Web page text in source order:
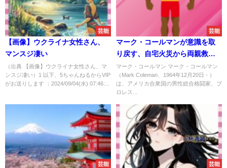
芸能
【画像】ウクライナ女性さん、
マンスジ凄い
（出典 【画像】ウクライナ女性さん、マ
ンスジ凄い）1 以下、5ちゃんねるからVIP
がお送りします ：2024/09/04(水) 07:46:...
芸能
マーク・コールマンが意識を取
り戻す、自宅火災から両親救出
後、昏睡状態から目覚める
マーク・コールマン マーク・コールマン
（Mark Coleman、1964年12月20日 - ）
は、アメリカ合衆国の男性総合格闘家、プ
ロレス...
芸能 芸能